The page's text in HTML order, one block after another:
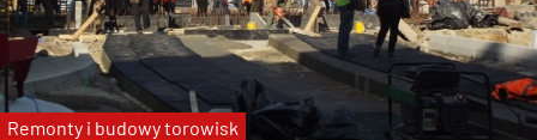
Remonty i budowy torowisk